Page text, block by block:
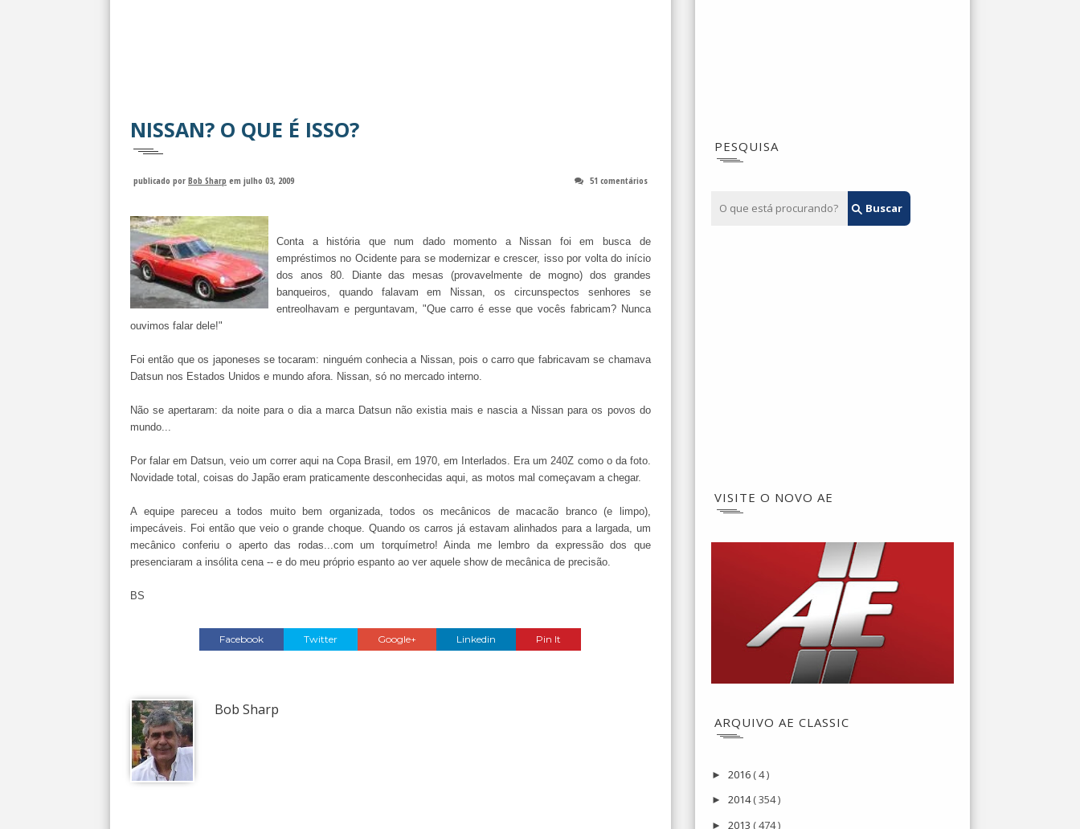
NISSAN? O QUE É ISSO?
publicado por Bob Sharp em julho 03, 2009 51 comentários
Conta a história que num dado momento a Nissan foi em busca de
empréstimos no Ocidente para se modernizar e crescer, isso por volta do início
dos anos 80. Diante das mesas (provavelmente de mogno) dos grandes
banqueiros, quando falavam em Nissan, os circunspectos senhores se
entreolhavam e perguntavam, "Que carro é esse que vocês fabricam? Nunca
ouvimos falar dele!"
Foi então que os japoneses se tocaram: ninguém conhecia a Nissan, pois o carro que fabricavam se chamava
Datsun nos Estados Unidos e mundo afora. Nissan, só no mercado interno.
Não se apertaram: da noite para o dia a marca Datsun não existia mais e nascia a Nissan para os povos do
mundo...
Por falar em Datsun, veio um correr aqui na Copa Brasil, em 1970, em Interlados. Era um 240Z como o da foto.
Novidade total, coisas do Japão eram praticamente desconhecidas aqui, as motos mal começavam a chegar.
A equipe pareceu a todos muito bem organizada, todos os mecânicos de macacão branco (e limpo),
impecáveis. Foi então que veio o grande choque. Quando os carros já estavam alinhados para a largada, um
mecânico conferiu o aperto das rodas...com um torquímetro! Ainda me lembro da expressão dos que
presenciaram a insólita cena -- e do meu próprio espanto ao ver aquele show de mecânica de precisão.
BS
Facebook Twitter Google+ Linkedin Pin It
Bob Sharp
PESQUISA
VISITE O NOVO AE
ARQUIVO AE CLASSIC
► 2016 ( 4 )
► 2014( 354 )
► 2013 ( 474 )